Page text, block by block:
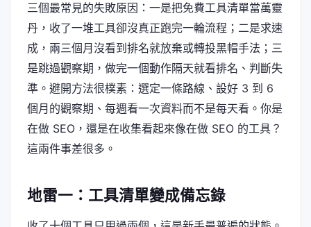
三個最常見的失敗原因：一是把免費工具清單當萬靈
丹，收了一堆工具卻沒真正跑完一輪流程；二是求速
成，兩三個月沒看到排名就放棄或轉投黑帽手法；三
是跳過觀察期，做完一個動作隔天就看排名、判斷失
準。避開方法很樸素：選定一條路線、設好 3 到 6
個月的觀察期、每週看一次資料而不是每天看。你是
在做 SEO，還是在收集看起來像在做 SEO 的工具？
這兩件事差很多。
地雷一：工具清單變成備忘錄